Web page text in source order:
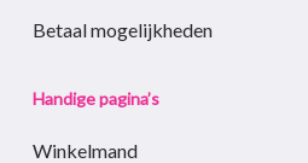
Betaal mogelijkheden
Handige pagina’s
Winkelmand